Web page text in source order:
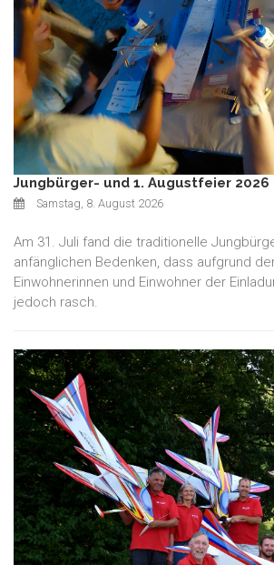
Jungbürger- und 1. Augustfeier 2026
Samstag, 8. August 2026
Am 31. Juli fand die traditionelle
anfänglichen Bedenken, dass aufgrund
Einwohnerinnen und Einwohner der
jedoch rasch.